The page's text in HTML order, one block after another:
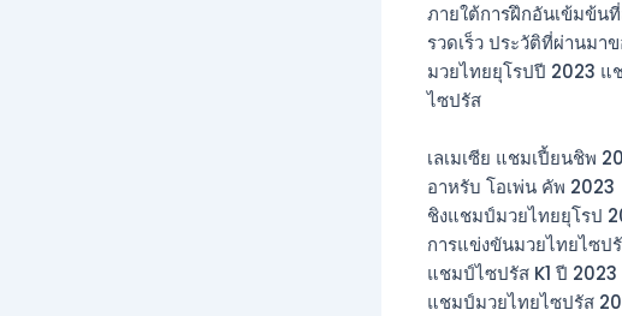
ภายใต้การฝึกอันเข้มข้น
รวดเร็ว ประวัติที่ผ่านมา
มวยไทยยุโรปปี 2023
ไซปรัส
เลเมเซีย แชมเปี้ยนชิพ
อาหรับ โอเพ่น คัพ 2023
ชิงแชมป์มวยไทยยุโรป
การแข่งขันมวยไทยไซป
แชมป์ไซปรัส K1 ปี 2023
แชมป์มวยไทยไซปรัส